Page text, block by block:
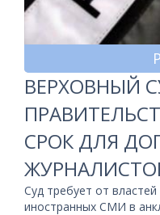
ВЕРХОВНЫЙ
СРОК ДЛЯ
Суд требует от
иностранных СМИ в